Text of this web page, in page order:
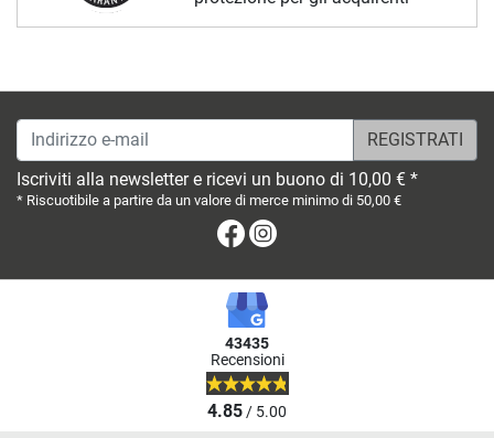
Indirizzo e-mail
Iscriviti alla newsletter e ricevi un buono di 10,00 € *
* Riscuotibile a partire da un valore di merce minimo di 50,00 €
Facebook
43435
Recensioni
4.85/ 5.00